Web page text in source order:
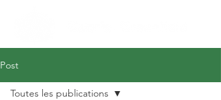
Post
Toutes les publications